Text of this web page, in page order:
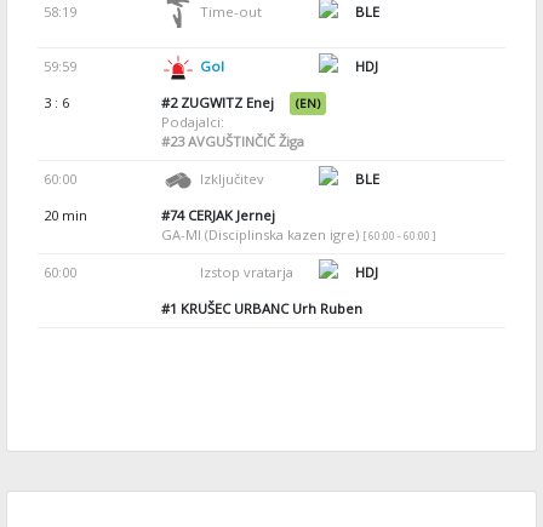
58:19 Time-out BLE
59:59 Gol
HDJ
3 : 6
#2ZUGWITZ Enej (EN)
Podajalci:
#23AVGUŠTINČIČ Žiga
60:00 Izključitev
BLE
20 min
#74CERJAK Jernej
GA-MI (Disciplinska kazen igre) [ 60:00 - 60:00 ]
60:00 Izstop vratarja
HDJ
#1 KRUŠEC URBANC Urh Ruben